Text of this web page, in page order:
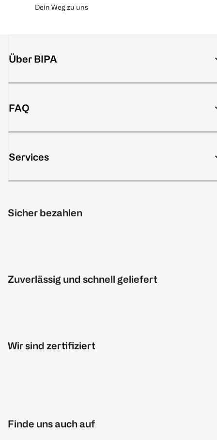
Dein Weg zu uns
Über BIPA
FAQ
Services
Sicher bezahlen
Zuverlässig und schnell geliefert
Wir sind zertifiziert
Finde uns auch auf